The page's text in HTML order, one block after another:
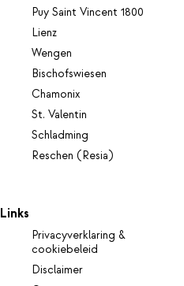
Puy Saint Vincent 1800
Lienz
Wengen
Bischofswiesen
Chamonix
St. Valentin
Schladming
Reschen (Resia)
Links
Privacyverklaring &
cookiebeleid
Disclaimer